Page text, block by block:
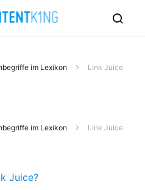
im Lexikon Link Juice
im Lexikon Link Juice
Juice?